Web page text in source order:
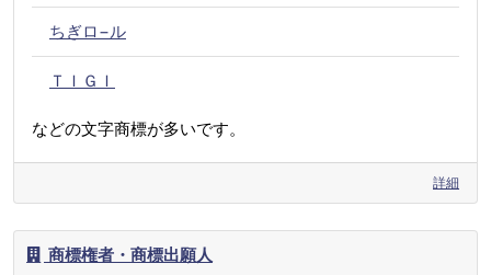
ちぎロ−ル
ＴＩＧＩ
などの文字商標が多いです。
詳細
商標権者・商標出願人